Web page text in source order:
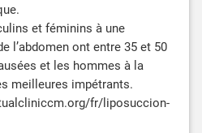
et féminins à une
l’abdomen ont entre 35 et 50
et les hommes à la
meilleures impétrants.
fr/liposuccion-